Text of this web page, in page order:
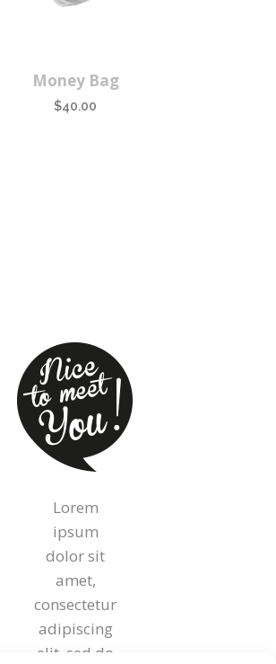
Money Bag
$40.00
Lorem
ipsum
dolor sit
amet,
consectetur
adipiscing
elit, sed do